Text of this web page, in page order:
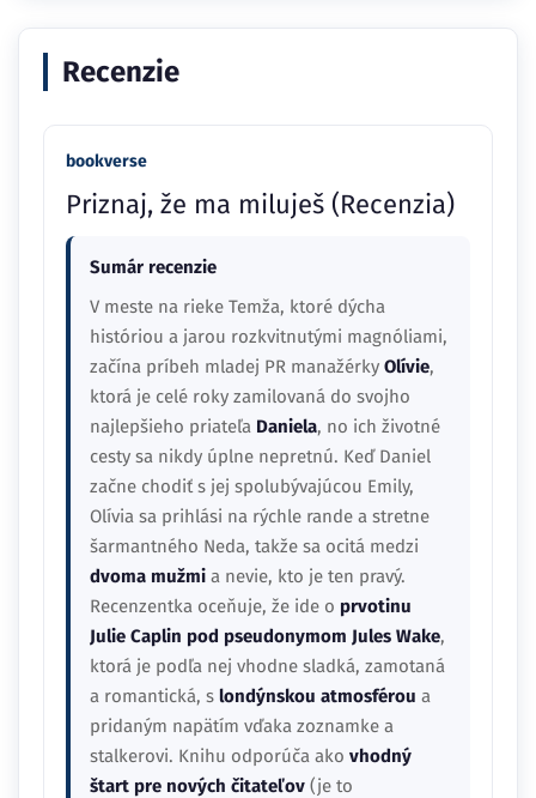
Recenzie
bookverse
Priznaj, že ma miluješ (Recenzia)
Sumár recenzie
V meste na rieke Temža, ktoré dýcha
históriou a jarou rozkvitnutými magnóliami,
začína príbeh mladej PR manažérky Olívie,
ktorá je celé roky zamilovaná do svojho
najlepšieho priateľa Daniela, no ich životné
cesty sa nikdy úplne nepretnú. Keď Daniel
začne chodiť s jej spolubývajúcou Emily,
Olívia sa prihlási na rýchle rande a stretne
šarmantného Neda, takže sa ocitá medzi
dvoma mužmi a nevie, kto je ten pravý.
Recenzentka oceňuje, že ide o prvotinu
Julie Caplin pod pseudonymom Jules Wake,
ktorá je podľa nej vhodne sladká, zamotaná
a romantická, s londýnskou atmosférou a
pridaným napätím vďaka zoznamke a
stalkerovi. Knihu odporúča ako vhodný
štart pre nových čitateľov (je to